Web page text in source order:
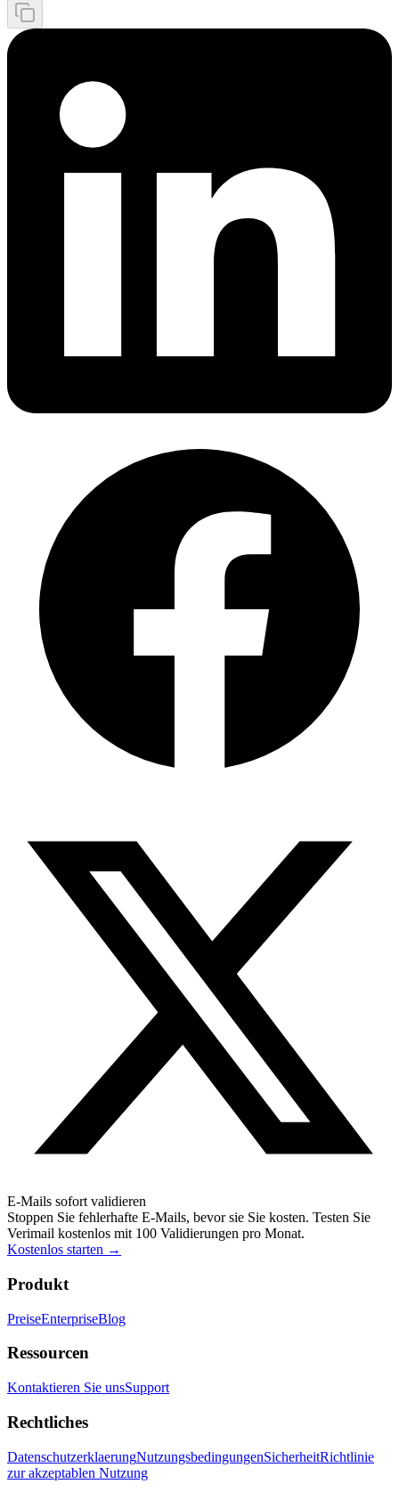
E-Mails sofort validieren
Stoppen Sie fehlerhafte E-Mails, bevor sie Sie kosten. Testen Sie
Verimail kostenlos mit 100 Validierungen pro Monat.
Kostenlos starten →
Produkt
PreiseEnterpriseBlog
Ressourcen
Kontaktieren Sie unsSupport
Rechtliches
DatenschutzerklaerungNutzungsbedingungenSicherheitRichtlinie
zur akzeptablen Nutzung